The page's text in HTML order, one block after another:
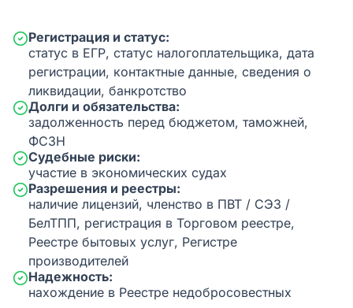
Регистрация и статус:
статус в ЕГР, статус налогоплательщика, дата
регистрации, контактные данные, сведения о
ликвидации, банкротство
Долги и обязательства:
задолженность перед бюджетом, таможней,
ФСЗН
Судебные риски:
участие в экономических судах
Разрешения и реестры:
наличие лицензий, членство в ПВТ / СЭЗ /
БелТПП, регистрация в Торговом реестре,
Реестре бытовых услуг, Регистре
производителей
Надежность:
нахождение в Реестре недобросовестных